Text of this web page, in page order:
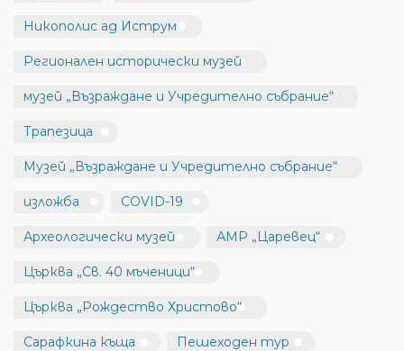
Никополис ад Иструм
Регионален исторически музей
музей „Възраждане и Учредително събрание“
Трапезица
Музей „Възраждане и Учредително събрание“
изложба COVID-19
Археологически музей АМР „Царевец“
Църква „Св. 40 мъченици“
Църква „Рождество Христово“
Сарафкина къща Пешеходен тур